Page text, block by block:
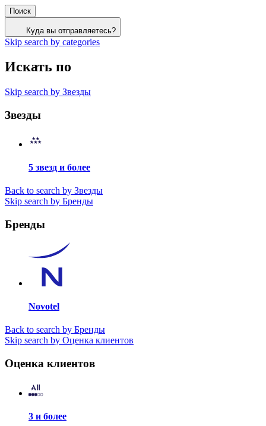
Поиск
Куда вы отправляетесь?
Skip search by categories
Искать по
Skip search by Звезды
Звезды
5 звезд и более
Back to search by Звезды
Skip search by Бренды
Бренды
Novotel
Back to search by Бренды
Skip search by Оценка клиентов
Оценка клиентов
3 и более